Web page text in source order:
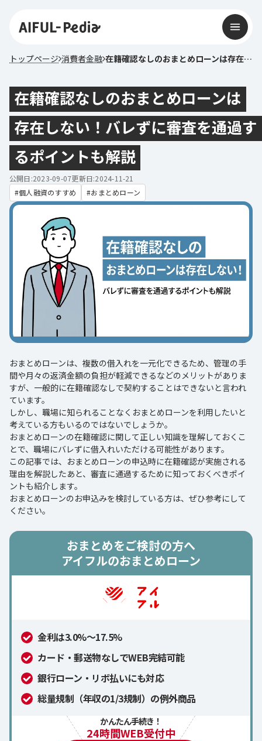
トップページ 消費者金融 在籍確認なしのおまとめローンは存在しない！バレずに審査を通過するポイントも解説
在籍確認なしのおまとめローンは
存在しない！バレずに審査を通過す
るポイントも解説
公開日:2023-09-07更新日:2024-11-21
個人融資のすすめ
おまとめローン
おまとめローンは、複数の借入れを一元化できるため、管理の手
間や月々の返済金額の負担が軽減できるなどのメリットがありま
すが、一般的に在籍確認なしで契約することはできないと言われ
ています。
しかし、職場に知られることなくおまとめローンを利用したいと
考えている方もいるのではないでしょうか。
おまとめローンの在籍確認に関して正しい知識を理解しておくこ
とで、職場にバレずに借入れいただける可能性があります。
この記事では、おまとめローンの申込時に在籍確認が実施される
理由を解説したあと、審査に通過するために知っておくべきポイ
ントも紹介します。
おまとめローンのお申込みを検討している方は、ぜひ参考にして
ください。
おまとめをご検討の方へ
アイフルのおまとめローン
金利は3.0%～17.5%
カード・郵送物なしでWEB完結可能
銀行ローン・リボ払いにも対応
総量規制（年収の1/3規制）の例外商品
かんたん手続き！
24時間WEB受付中